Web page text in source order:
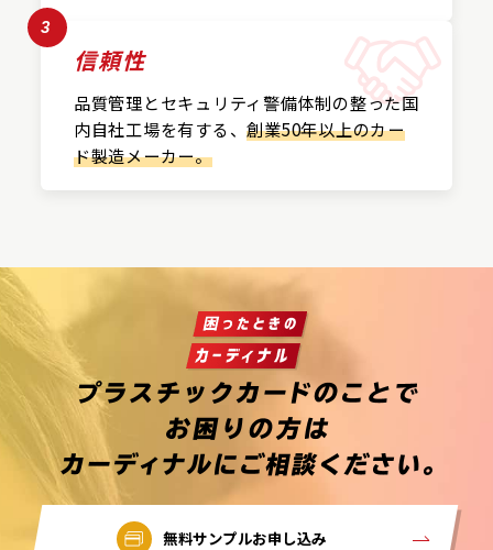
3
信頼性
品質管理とセキュリティ警備体制の整った国
内自社工場を有する、創業50年以上のカー
ド製造メーカー。
無料サンプルお申し込み